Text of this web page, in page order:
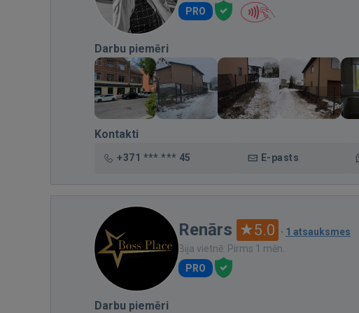
PRO
Darbu piemēri
Kontakti
+371 *** *** 45 E-pasts
Renārs 5.0 · 1 atsauksmes
Bija vietnē: Pirms 1 mēn.
PRO
Darbu piemēri